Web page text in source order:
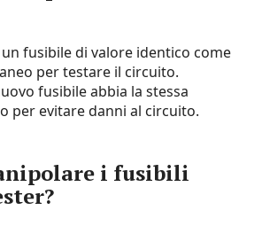
fusibile di valore identico come
per testare il circuito.
fusibile abbia la stessa
per evitare danni al circuito.
i fusibili